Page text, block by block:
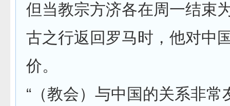
但当教宗方济各在周一结束
古之行返回罗马时，他对中
价。
“（教会）与中国的关系非